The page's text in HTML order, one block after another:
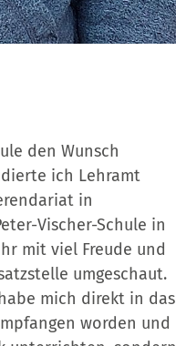
den Wunsch
ich Lehramt
in
Vischer-Schule in
mit viel Freude und
umgeschaut.
mich direkt in das
worden und